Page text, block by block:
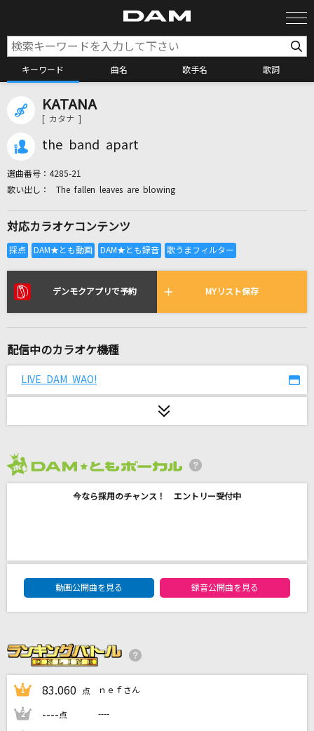
キーワード 曲名 歌手名 歌詞
カラオケ店舗検索
全国りれき
リアルタイムで歌われている曲の一覧
ぼよよん行進曲
[生音]さよならエレジー
CHOICE&CHANCE
sajou no hana
残酷な夜に輝け
LiSA
KATANA
[ カタナ ]
the band apart
選曲番号： 4285-21
The fallen leaves are blowing
対応カラオケコンテンツ
デンモクアプリで予約 MYリスト保存
配信中のカラオケ機種
LIVE DAM WAO!
今なら採用のチャンス！ エントリー受付中
DAM★ともボーカルエントリーランキング
動画公開曲を見る
録音公開曲を見る
1 83.060 点 ｎｅｆさん
2 ----点 ----